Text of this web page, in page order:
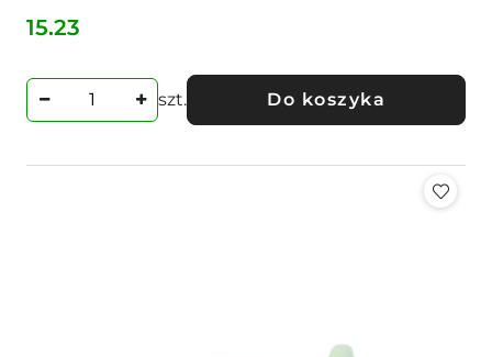
Cena:
15.23
szt. Do koszyka